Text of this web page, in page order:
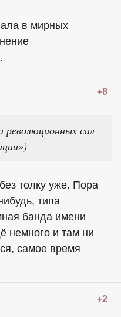
в мирных
+8
революционных сил
толку уже. Пора
типа
банда имени
немного и там ни
самое время
+2